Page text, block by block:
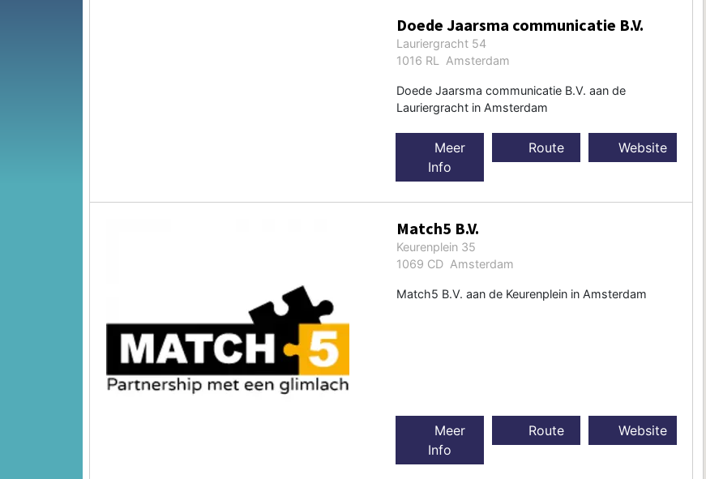
Doede Jaarsma communicatie B.V.
Lauriergracht 54
1016 RL Amsterdam
Doede Jaarsma communicatie B.V. aan de
Lauriergracht in Amsterdam
Meer
Info
Route Website
Match5 B.V.
Keurenplein 35
1069 CD Amsterdam
Match5 B.V. aan de Keurenplein in Amsterdam
Meer
Info
Route Website